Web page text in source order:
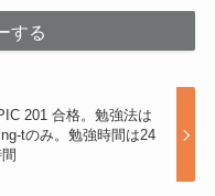
する
201 合格。勉強法は
tのみ。勉強時間は24